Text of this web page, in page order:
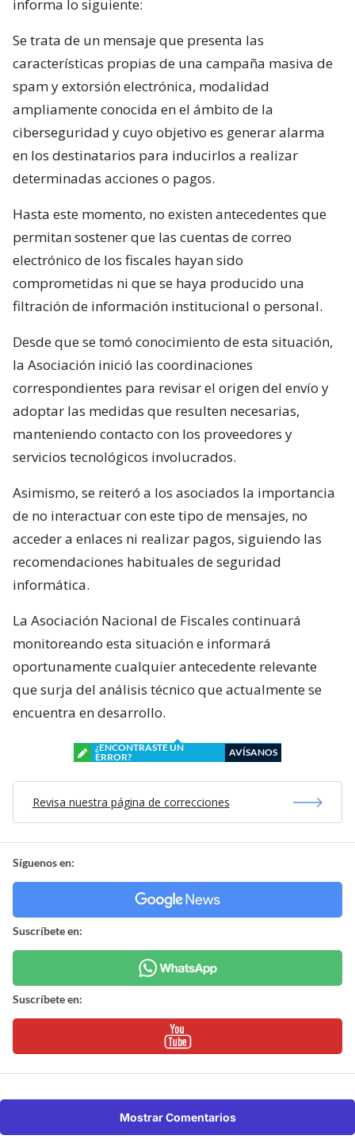
informa lo siguiente:
Se trata de un mensaje que presenta las
características propias de una campaña masiva de
spam y extorsión electrónica, modalidad
ampliamente conocida en el ámbito de la
ciberseguridad y cuyo objetivo es generar alarma
en los destinatarios para inducirlos a realizar
determinadas acciones o pagos.
Hasta este momento, no existen antecedentes que
permitan sostener que las cuentas de correo
electrónico de los fiscales hayan sido
comprometidas ni que se haya producido una
filtración de información institucional o personal.
Desde que se tomó conocimiento de esta situación,
la Asociación inició las coordinaciones
correspondientes para revisar el origen del envío y
adoptar las medidas que resulten necesarias,
manteniendo contacto con los proveedores y
servicios tecnológicos involucrados.
Asimismo, se reiteró a los asociados la importancia
de no interactuar con este tipo de mensajes, no
acceder a enlaces ni realizar pagos, siguiendo las
recomendaciones habituales de seguridad
informática.
La Asociación Nacional de Fiscales continuará
monitoreando esta situación e informará
oportunamente cualquier antecedente relevante
que surja del análisis técnico que actualmente se
encuentra en desarrollo.
¿ENCONTRASTE UN
ERROR?
AVÍSANOS
Revisa nuestra página de correcciones
Síguenos en:
Suscríbete en:
Suscríbete en:
Mostrar Comentarios